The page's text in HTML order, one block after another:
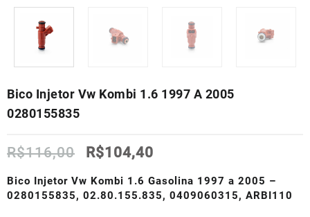
Bico Injetor Vw Kombi 1.6 1997 A 2005
0280155835
R$116,00
O
original
era:
R$104,40
atual
é:
Bico Injetor Vw Kombi 1.6 Gasolina 1997 a 2005 –
0280155835, 02.80.155.835, 0409060315, ARBI110